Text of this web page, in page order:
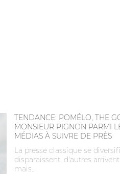
TENDANCE: POMÉLO, THE
MONSIEUR PIGNON PARMI
MÉDIAS À SUIVRE DE PRÈS
La presse classique se
disparaissent, d'autres
mais…